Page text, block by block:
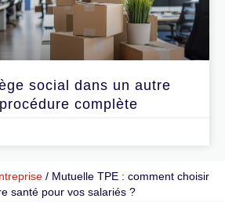
social dans un autre
complète
/ Mutuelle TPE : comment choisir
santé pour vos salariés ?